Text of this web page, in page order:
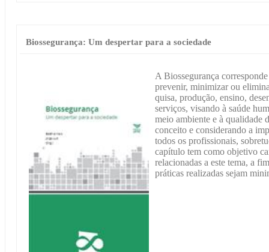
Biossegurança: Um despertar para a sociedade
A Biossegurança
prevenir, minimizar ou
quisa, produção, ensino,
serviços, visando à saúde
meio ambiente e à qualidade
conceito e considerando a
todos os profissionais,
capítulo tem como objetivo
relacionadas a este tema, a
práticas realizadas sejam